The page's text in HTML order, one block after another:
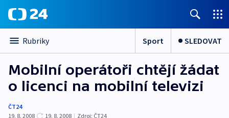
Rubriky Sport SLEDOVAT
Mobilní operátoři chtějí žádat
o licenci na mobilní televizi
ČT24
19. 8. 2008
19. 8. 2008 | Zdroj: ČT24